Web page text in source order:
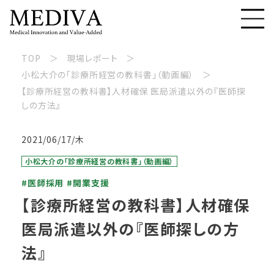
TOP
現場レポート
小松大介の「診療所経営の教科書」（動画編）
【診療所経営の教科書】人材確保 医局派遣以外の『医師探
しの方法』
2021/06/17/木
小松大介の「診療所経営の教科書」（動画編）
#医師採用 #開業支援
【診療所経営の教科書】人材確保
医局派遣以外の『医師探しの方
法』